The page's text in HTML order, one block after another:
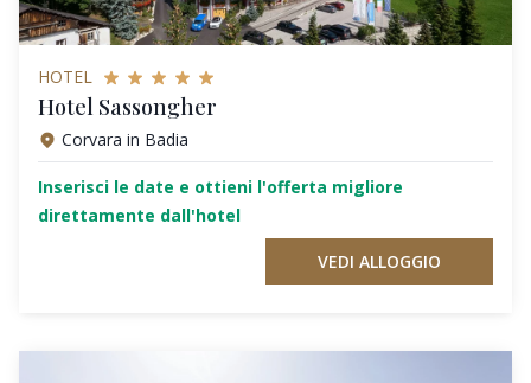
HOTEL
Hotel Sassongher
Corvara in Badia
Inserisci le date e ottieni l'offerta migliore
direttamente dall'hotel
VEDI ALLOGGIO